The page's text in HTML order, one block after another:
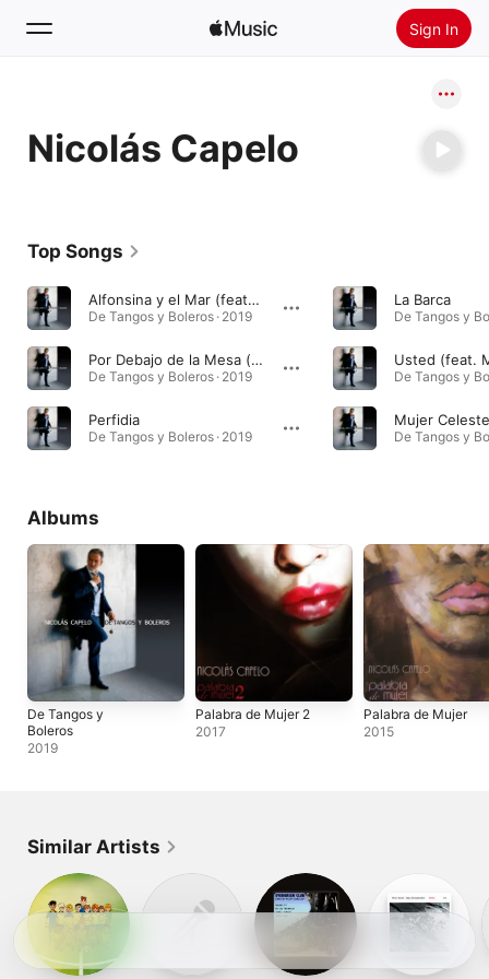
Sign In
Home
Radio
Nicolás Capelo
Top Songs
Alfonsina y el Mar (feat. Rocío Márquez)
De Tangos y Boleros · 2019
Por Debajo de la Mesa (feat. Alfonso Sánchez)
De Tangos y Boleros · 2019
Perfidia
De Tangos y Boleros · 2019
La Barca
De Tangos y
De Tangos y
Mujer Celeste
De Tangos y
Albums
De Tangos y
Boleros
2019
Palabra de Mujer 2
2017
Palabra de Mujer
2015
Similar Artists